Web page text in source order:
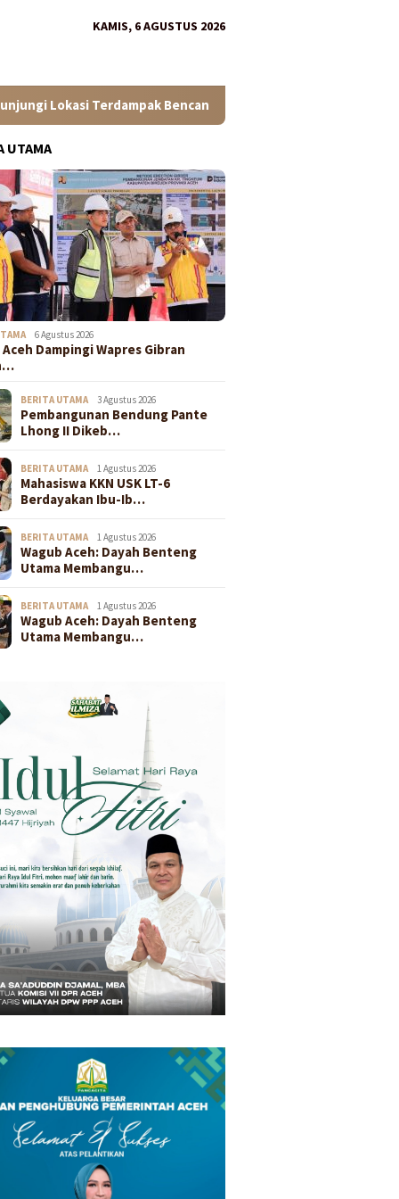
KAMIS, 6 AGUSTUS 2026
Terdampak Bencana Hidrometeorologi
UTAMA
6 Agustus 2026
Aceh Dampingi Wapres Gibran
BERITA UTAMA 3 Agustus 2026
Pembangunan Bendung Pante
Lhong II Dikeb…
BERITA UTAMA 1 Agustus 2026
Mahasiswa KKN USK LT-6
Berdayakan Ibu-Ib…
BERITA UTAMA 1 Agustus 2026
Wagub Aceh: Dayah Benteng
Utama Membangu…
BERITA UTAMA 1 Agustus 2026
Wagub Aceh: Dayah Benteng
Utama Membangu…